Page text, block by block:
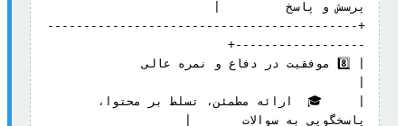
+-------------------------------------------
| 8️⃣ موفقیت در دفاع